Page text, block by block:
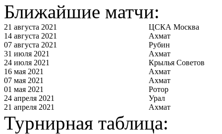
Ближайшие матчи:
21 августа 2021
ЦСКА Москва
14 августа 2021
Ахмат
07 августа 2021
Рубин
31 июля 2021
Ахмат
24 июля 2021
Крылья Советов
16 мая 2021
Ахмат
07 мая 2021
Ахмат
01 мая 2021
Ротор
24 апреля 2021
Урал
21 апреля 2021
Ахмат
Турнирная таблица: